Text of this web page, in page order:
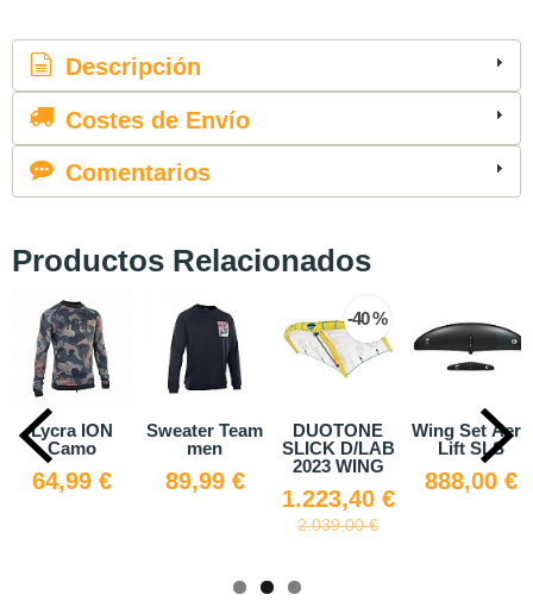
Descripción
Costes de Envío
Comentarios
Productos Relacionados
Sweater Team
men
89,99 €
DUOTONE
SLICK D/LAB
1.223,40 €
Wing Set Aero
Lift SLS
888,00 €
Foil
Carve 3.0